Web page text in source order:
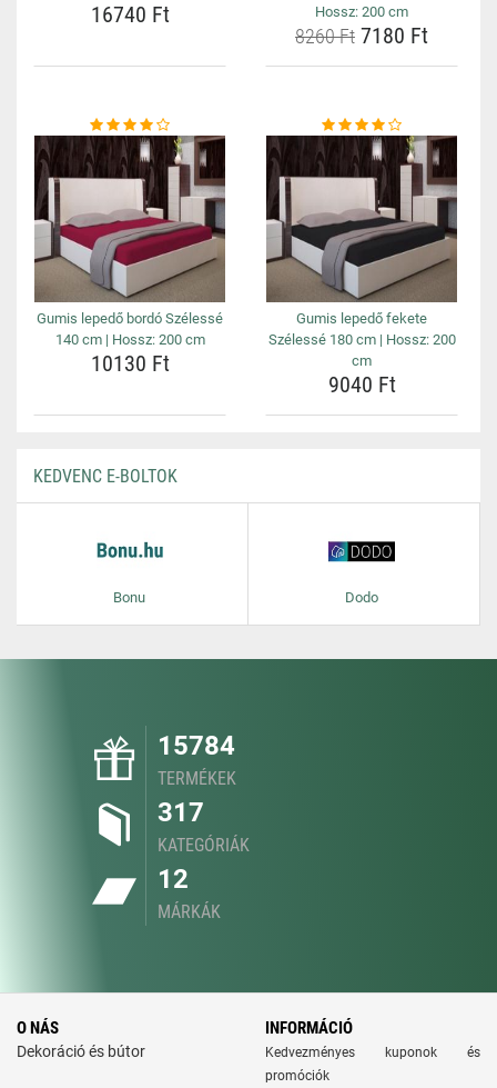
16740 Ft
Hossz: 200 cm
8260 Ft 7180 Ft
Gumis lepedő bordó Szélessé
140 cm | Hossz: 200 cm
10130 Ft
Gumis lepedő fekete
Szélessé 180 cm | Hossz: 200
cm
9040 Ft
KEDVENC E-BOLTOK
Bonu Dodo
15784
TERMÉKEK
317
KATEGÓRIÁK
12
MÁRKÁK
O NÁS
Dekoráció és bútor
INFORMÁCIÓ
Kedvezményes kuponok és
promóciók